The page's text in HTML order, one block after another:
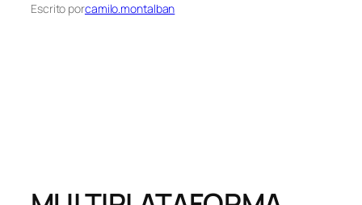
Escrito porcamilo.montalban